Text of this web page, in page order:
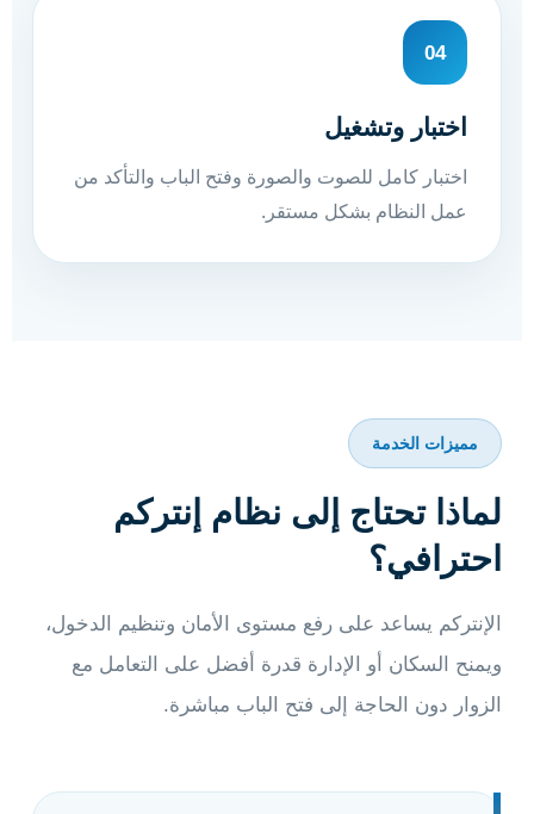
04
اختبار وتشغيل
اختبار كامل للصوت والصورة وفتح الباب والتأكد من
عمل النظام بشكل مستقر.
مميزات الخدمة
لماذا تحتاج إلى نظام إنتركم
احترافي؟
الإنتركم يساعد على رفع مستوى الأمان وتنظيم الدخول،
ويمنح السكان أو الإدارة قدرة أفضل على التعامل مع
الزوار دون الحاجة إلى فتح الباب مباشرة.